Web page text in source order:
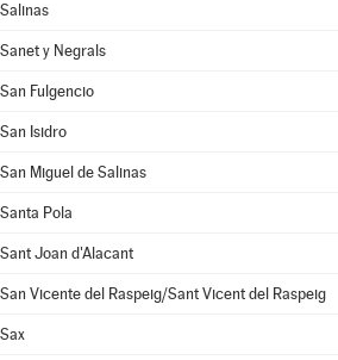
Salinas
Sanet y Negrals
San Fulgencio
San Isidro
San Miguel de Salinas
Santa Pola
Sant Joan d'Alacant
San Vicente del Raspeig/Sant Vicent del Raspeig
Sax